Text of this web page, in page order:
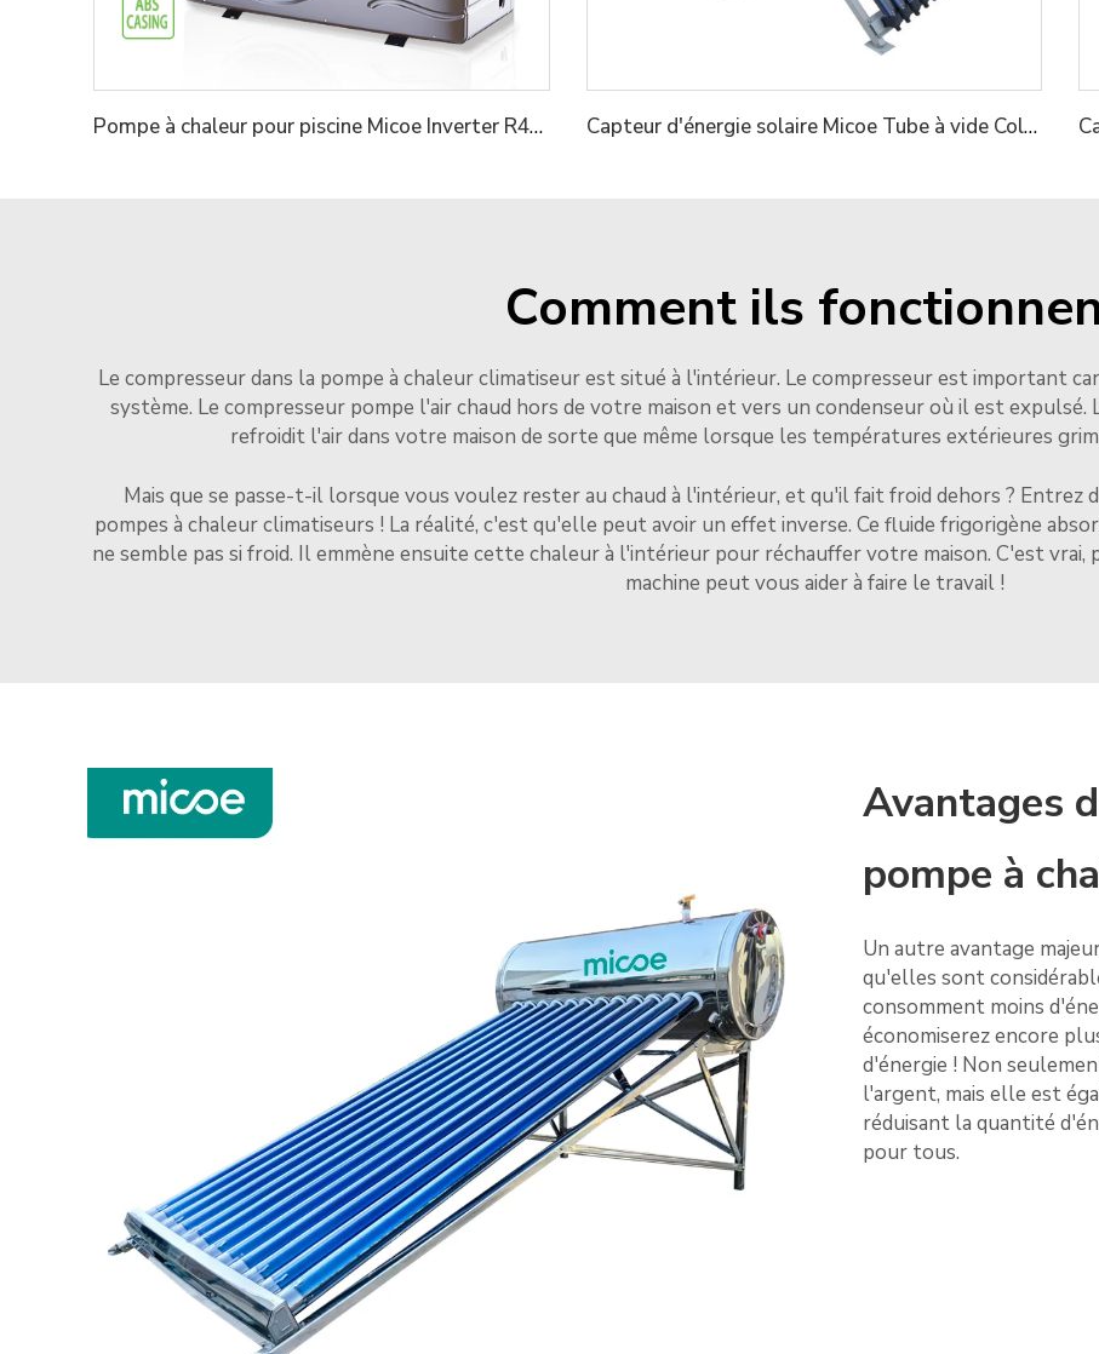
Pompe à chaleur pour piscine Micoe Inverter R410A Capteur d'énergie solaire Micoe Tube à vide Collecteur de chaleur pour chauffe-eau
Comment ils
Le compresseur dans la pompe à chaleur climatiseur est situé à l'intérieur. Le compresseur est important
système. Le compresseur pompe l'air chaud hors de votre maison et vers un condenseur où il est
refroidit l'air dans votre maison de sorte que même lorsque les températures extérieures
Mais que se passe-t-il lorsque vous voulez rester au chaud à l'intérieur, et qu'il fait froid dehors ? Entrez
pompes à chaleur climatiseurs ! La réalité, c'est qu'elle peut avoir un effet inverse. Ce fluide frigorigène
ne semble pas si froid. Il emmène ensuite cette chaleur à l'intérieur pour réchauffer votre maison. C'est
machine peut vous aider à faire le travail !
Avantages
pompe à
Un autre avantage
qu'elles sont
consomment moins
économiserez encore
d'énergie ! Non
l'argent, mais elle est
réduisant la quantité
pour tous.